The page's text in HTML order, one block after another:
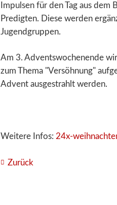
Impulsen für den Tag aus
Predigten. Diese werden
Jugend­gruppen.
Am 3. Advents­wochen­ende
zum Thema "Versöhnung"
Advent ausgestrahlt werden.
Weitere Infos: 24x-
Zurück